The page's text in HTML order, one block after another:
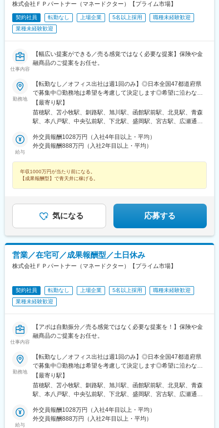
まや橋駅、博多駅、小倉駅(福岡県)、東比恵駅、通谷駅、西鉄久留
米駅、佐賀駅、平和公園駅、佐世保中央駅、水道町駅、大分駅、
中津駅(大分県)、宮崎駅、高見馬場駅、隼人駅、美栄橋駅、バスセ
ンター前駅、函館駅、弘前駅、青葉通一番町駅、愛宕橋駅、長井
駅、駅東公園前駅、前橋駅、西武秩父駅、栄町駅(千葉県)、成田
駅、立川北駅、八王子駅、神田駅(東京都)、石川町駅、関内駅、新
高島駅、大庭駅、新富町駅(富山県)、福井城址大名町駅、遠州病院
京都市役所前駅、心斎橋駅、東梅田駅、元町駅(兵庫県)、三宮・花
時計前駅、山陽姫路駅、岡山駅、稲荷町駅(広島県)、中電前駅、眉
山ロープウェイ山麓駅、高松築港駅、堀詰駅、西小倉駅、東中間
駅、花畑駅、原爆資料館駅、中佐世保駅、通町筋駅、加治屋町
駅、牧志駅、市役所前駅(北海道)、勾当台公園駅、宮城野通駅、宇
駅、小伝馬町駅、仲御徒町駅、奥沢駅、立川南駅、秋葉原駅、日
ノ出町駅、横浜駅、桜木町駅、桜橋駅(富山県)、福井駅、新浜松
橋駅、大阪梅田駅(阪神線)、神戸三宮駅(阪急・神戸高速)、田町駅
(岡山県)、松川町駅、本通駅、瓦町駅、南堀端駅、デンテツターミ
ナルビル前駅、平和通駅、大橋駅(長崎県)、佐世保駅、九品寺交差
点駅、甲東中学校前駅、県庁前駅(沖縄県)
株式会社ＦＰパートナー（マネードクター）【プライム市場】
契約社員 転勤なし 上場企業 5名以上採用
職種未経験歓迎
業種未経験歓迎
仕事内容
【幅広い提案ができる／売る感覚ではなく必要な提案】保険や金
融商品のご提案をお任せ。
勤務地
【転勤なし／オフィス出社は週1回のみ】◎日本全国47都道府県
で募集中◎勤務地は希望を考慮して決定します◎希望に沿わない
転勤はありません＜本社＞■東京都台東区浅草橋1-1-8 FP浅草橋ビ
ル・JR中央・総武線『浅草橋駅』西口出口より徒歩約2分・都営
地下鉄浅草線『浅草橋駅』A2出口より徒歩約3分・JR総武線快速
禁煙）▼勤務地の詳細は以下をご確認ください
【最寄り駅】
苗穂駅、苫小牧駅、釧路駅、旭川駅、函館駅前駅、北見駅、青森
駅、本八戸駅、中央弘前駅、下北駅、盛岡駅、宮古駅、広瀬通
駅、南長井駅、さくらんぼ東根駅、郡山駅(福島県)、いわき駅、福
島駅(福島県)、小見川駅、つくば駅、偕楽園駅、東宿郷駅、小山
公園駅、京成成田駅、海浜幕張駅、船橋駅、柏駅、水道橋駅、末
広町駅(東京都)、馬喰町駅、吉祥寺駅、町田駅、自由が丘駅、立川
い駅、新潟駅、長岡駅、西新発田駅、春日山駅、甲府駅、市役所
前駅(長野県)、信濃荒井駅、電気ビル前駅、北鉄金沢駅、仁愛女子
高校駅、敦賀駅、西岐阜駅、高山駅、多治見駅、新静岡駅、富士
駅、第一通り駅、駅前駅、久屋大通駅、尾張一宮駅、津新町駅、
近鉄四日市駅、草津駅(滋賀県)、彦根駅、島ノ関駅、烏丸御池駅、
本町駅、北新地駅、旧居留地・大丸前駅、貿易センター駅、姫路
駅、手柄駅、新大宮駅、和歌山市駅、鳥取駅、松江駅、電鉄出雲
まや橋駅、博多駅、小倉駅(福岡県)、東比恵駅、通谷駅、西鉄久留
米駅、佐賀駅、平和公園駅、佐世保中央駅、水道町駅、大分駅、
中津駅(大分県)、宮崎駅、高見馬場駅、隼人駅、美栄橋駅、バスセ
ンター前駅、函館駅、弘前駅、青葉通一番町駅、愛宕橋駅、長井
駅、駅東公園前駅、前橋駅、西武秩父駅、栄町駅(千葉県)、成田
駅、京成船橋駅、九段下駅、上野広小路駅、馬喰横山駅、九品仏
駅、駅前大通駅、栄町駅(愛知県)、あすなろう四日市駅、石場駅、
京都市役所前駅、心斎橋駅、東梅田駅、元町駅(兵庫県)、三宮・花
時計前駅、山陽姫路駅、岡山駅、稲荷町駅(広島県)、中電前駅、眉
山ロープウェイ山麓駅、高松築港駅、堀詰駅、西小倉駅、東中間
駅、花畑駅、原爆資料館駅、中佐世保駅、通町筋駅、加治屋町
都宮駅東口駅、秩父駅、千葉中央駅、東海神駅、神保町駅、湯島
駅、小伝馬町駅、仲御徒町駅、奥沢駅、立川南駅、秋葉原駅、日
給与
外交員報酬1028万円（入社4年目以上・平均）
外交員報酬888万円（入社2年目以上・平均）
年収1000万円が当たり前になる。
【成果報酬型】で青天井に稼げる。
気になる 応募する
営業／在宅可／成果報酬型／土日休み
株式会社ＦＰパートナー（マネードクター）【プライム市場】
契約社員 転勤なし 上場企業 5名以上採用
職種未経験歓迎
業種未経験歓迎
仕事内容
【アポは自動振分／売る感覚ではなく必要な提案を！】保険や金
融商品のご提案をお任せ。
勤務地
【転勤なし／オフィス出社は週1回のみ】◎日本全国47都道府県
で募集中◎勤務地は希望を考慮して決定します◎希望に沿わない
転勤はありません＜本社＞■東京都台東区浅草橋1-1-8 FP浅草橋ビ
ル・JR中央・総武線『浅草橋駅』西口出口より徒歩約2分・都営
地下鉄浅草線『浅草橋駅』A2出口より徒歩約3分・JR総武線快速
禁煙）▼勤務地の詳細は以下をご確認ください
【最寄り駅】
苗穂駅、苫小牧駅、釧路駅、旭川駅、函館駅前駅、北見駅、青森
駅、本八戸駅、中央弘前駅、下北駅、盛岡駅、宮古駅、広瀬通
駅、南長井駅、さくらんぼ東根駅、郡山駅(福島県)、いわき駅、福
島駅(福島県)、小見川駅、つくば駅、偕楽園駅、東宿郷駅、小山
給与
外交員報酬1028万円（入社4年目以上・平均）
外交員報酬888万円（入社2年目以上・平均）